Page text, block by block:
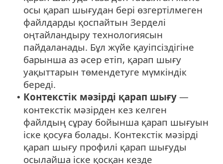
осы қарап шығудан бері өзгертілмеген
файлдарды қоспайтын Зерделі
оңтайландыру технологиясын
пайдаланады. Бұл жүйе қауіпсіздігіне
барынша аз әсер етіп, қарап шығу
уақыттарын төмендетуге мүмкіндік
береді.
• Контекстік мәзірді қарап шығу —
контекстік мәзірден кез келген
файлдың сұрау бойынша қарап шығуын
іске қосуға болады. Контекстік мәзірді
қарап шығу профилі қарап шығуды
осылайша іске қосқан кезде